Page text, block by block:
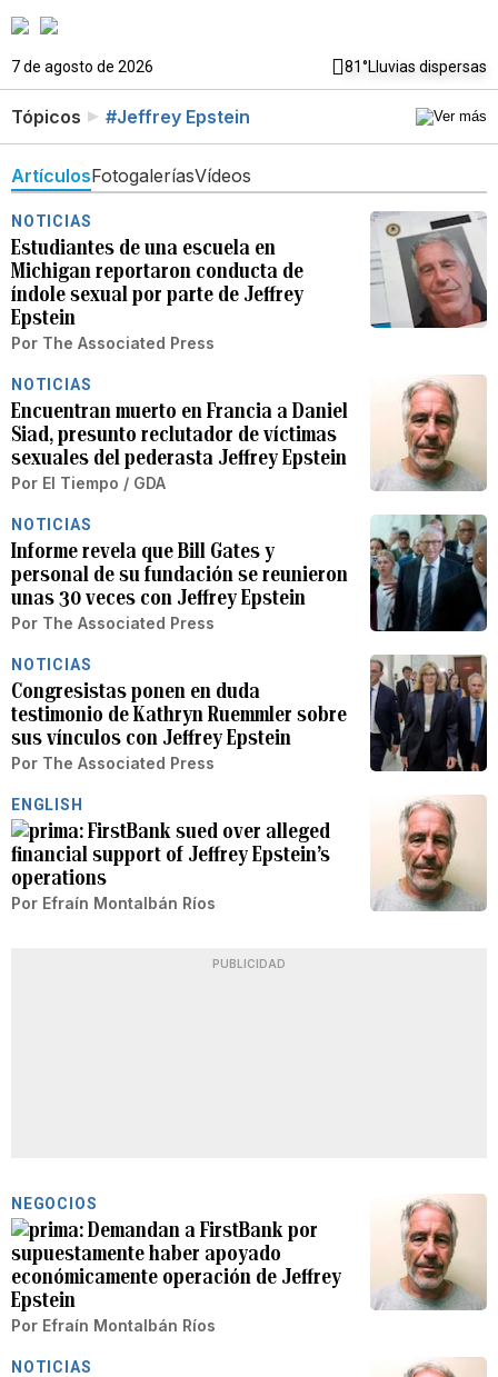
7 de agosto de 2026 81°Lluvias dispersas
Tópicos #Jeffrey Epstein
ArtículosFotogaleríasVídeos
NOTICIAS
Estudiantes de una escuela en
Michigan reportaron conducta de
índole sexual por parte de Jeffrey
Epstein
Por The Associated Press
NOTICIAS
Encuentran muerto en Francia a Daniel
Siad, presunto reclutador de víctimas
sexuales del pederasta Jeffrey Epstein
Por El Tiempo / GDA
NOTICIAS
Informe revela que Bill Gates y
personal de su fundación se reunieron
unas 30 veces con Jeffrey Epstein
Por The Associated Press
NOTICIAS
Congresistas ponen en duda
testimonio de Kathryn Ruemmler sobre
sus vínculos con Jeffrey Epstein
Por The Associated Press
ENGLISH
FirstBank sued over alleged
financial support of Jeffrey Epstein’s
operations
Por Efraín Montalbán Ríos
PUBLICIDAD
NEGOCIOS
Demandan a FirstBank por
supuestamente haber apoyado
económicamente operación de Jeffrey
Epstein
Por Efraín Montalbán Ríos
NOTICIAS